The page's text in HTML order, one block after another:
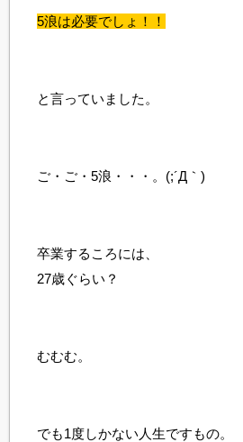
5浪は必要でしょ！！
と言っていました。
ご・ご・5浪・・・。(;´Д｀)
卒業するころには、
27歳ぐらい？
むむむ。
でも1度しかない人生ですもの。